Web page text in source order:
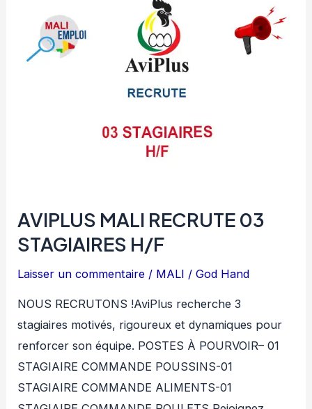
GESTIONNAIRE
COMPTABLE
AVIPLUS MALI RECRUTE 03
STAGIAIRES H/F
Laisser un commentaire / MALI /God Hand
NOUS RECRUTONS !AviPlus recherche 3
stagiaires motivés, rigoureux et dynamiques pour
renforcer son équipe. POSTES À POURVOIR– 01
STAGIAIRE COMMANDE POUSSINS-01
STAGIAIRE COMMANDE ALIMENTS-01